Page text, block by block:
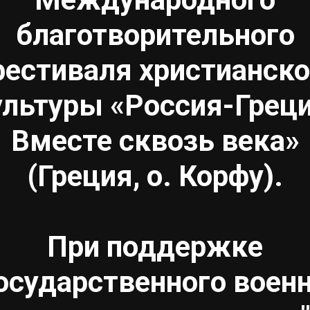
благотворительного
«Россия-
Вместе сквозь века»
(Греция, о. Корфу).
При поддержке